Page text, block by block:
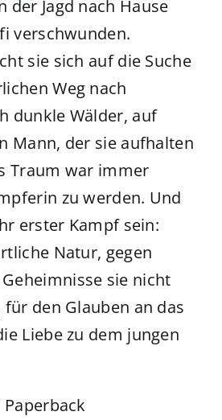
der Jagd nach Hause
verschwunden.
sie sich auf die Suche
Weg nach
dunkle Wälder, auf
Mann, der sie aufhalten
Traum war immer
zu werden. Und
erster Kampf sein:
Natur, gegen
sie nicht
den Glauben an das
Liebe zu dem jungen